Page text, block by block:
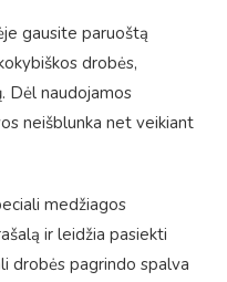
gausite paruoštą
drobės,
Dėl naudojamos
neišblunka net veikiant
medžiagos
ir leidžia pasiekti
drobės pagrindo spalva